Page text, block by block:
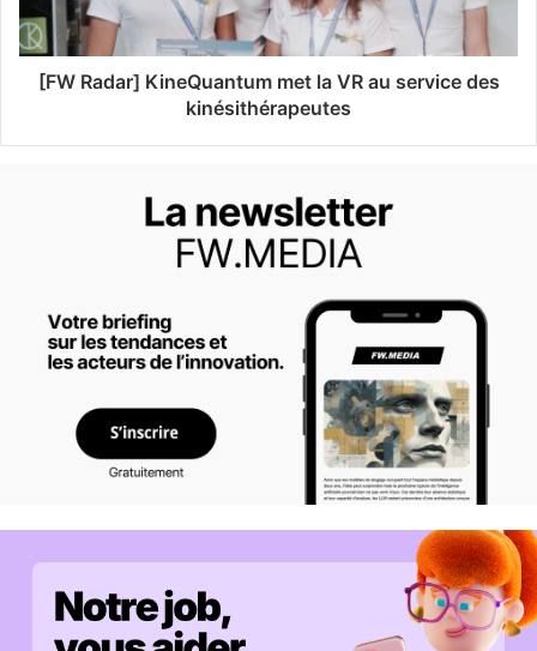
[FW Radar] KineQuantum met la VR au service des
kinésithérapeutes